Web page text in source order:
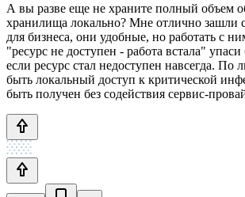
А вы разве еще не храните полный объем
хранилища локально? Мне отлично зашли
для бизнеса, они удобные, но работать с
"ресурс не доступен - работа встала"
если ресурс стал недоступен навсегда. По
быть локальный доступ к критической
быть получен без содействия сервис-